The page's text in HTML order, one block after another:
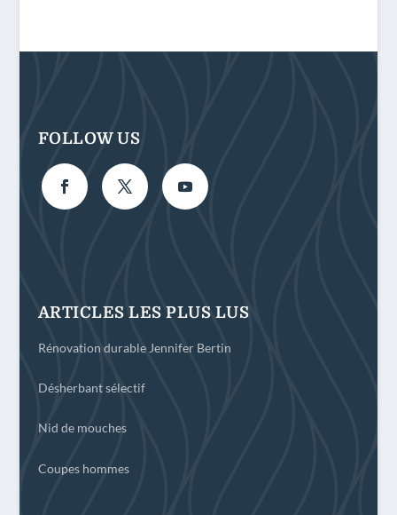
FOLLOW US
ARTICLES LES PLUS LUS
Rénovation durable Jennifer Bertin
Désherbant sélectif
Nid de mouches
Coupes hommes